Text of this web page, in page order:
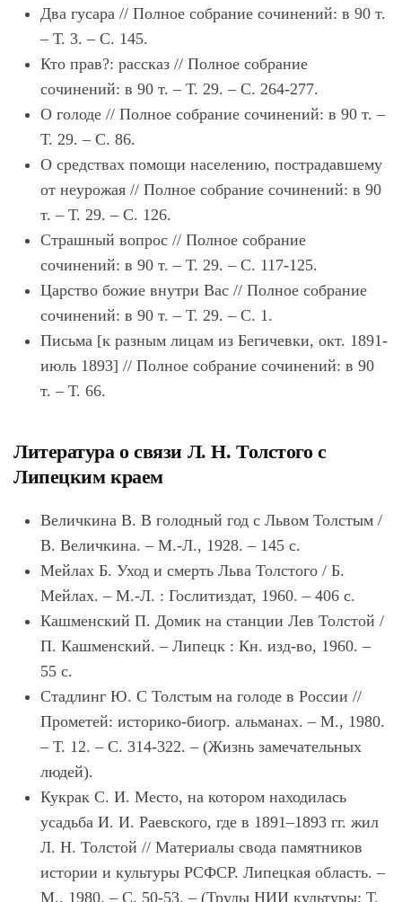
Два гусара // Полное собрание сочинений: в 90 т.
– Т. 3. – С. 145.
Кто прав?: рассказ // Полное собрание
сочинений: в 90 т. – Т. 29. – С. 264-277.
О голоде // Полное собрание сочинений: в 90 т. –
Т. 29. – С. 86.
О средствах помощи населению, пострадавшему
от неурожая // Полное собрание сочинений: в 90
т. – Т. 29. – С. 126.
Страшный вопрос // Полное собрание
сочинений: в 90 т. – Т. 29. – С. 117-125.
Царство божие внутри Вас // Полное собрание
сочинений: в 90 т. – Т. 29. – С. 1.
Письма [к разным лицам из Бегичевки, окт. 1891-
июль 1893] // Полное собрание сочинений: в 90
т. – Т. 66.
Литература о связи Л. Н. Толстого с
Липецким краем
Величкина В. В голодный год с Львом Толстым /
В. Величкина. – М.-Л., 1928. – 145 с.
Мейлах Б. Уход и смерть Льва Толстого / Б.
Мейлах. – М.-Л. : Гослитиздат, 1960. – 406 с.
Кашменский П. Домик на станции Лев Толстой /
П. Кашменский. – Липецк : Кн. изд-во, 1960. –
55 с.
Стадлинг Ю. С Толстым на голоде в России //
Прометей: историко-биогр. альманах. – М., 1980.
– Т. 12. – С. 314-322. – (Жизнь замечательных
людей).
Кукрак С. И. Место, на котором находилась
усадьба И. И. Раевского, где в 1891–1893 гг. жил
Л. Н. Толстой // Материалы свода памятников
истории и культуры РСФСР. Липецкая область. –
М., 1980. – С. 50-53. – (Труды НИИ культуры; Т.